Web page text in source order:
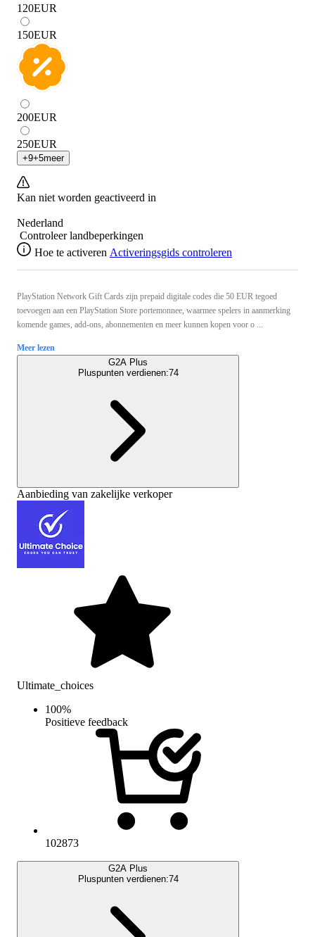
120EUR
150EUR
200EUR
250EUR
+9+5meer
Kan niet worden geactiveerd in
Nederland
Controleer landbeperkingen
Hoe te activeren Activeringsgids controleren
PlayStation Network Gift Cards zijn prepaid digitale codes die 50 EUR tegoed
toevoegen aan een PlayStation Store portemonnee, waarmee spelers in aanmerking
komende games, add-ons, abonnementen en meer kunnen kopen voor o ...
Meer lezen
G2A Plus
Pluspunten verdienen:74
Aanbieding van zakelijke verkoper
Ultimate_choices
100%
Positieve feedback
102873
G2A Plus
Pluspunten verdienen:74